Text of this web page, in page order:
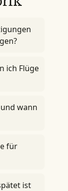
ich Flüge
wann
für
ist